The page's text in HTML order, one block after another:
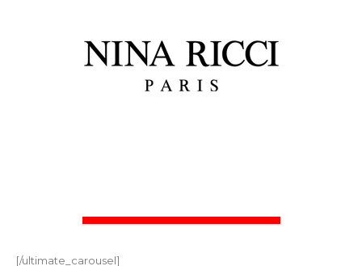
[/ultimate_carousel]